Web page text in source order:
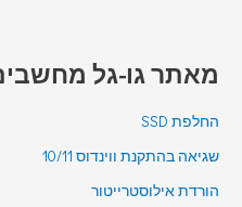
מאתר גו-גל מחשבים
החלפת SSD
שגיאה בהתקנת ווינדוס 10/11
הורדת אילוסטרייטור